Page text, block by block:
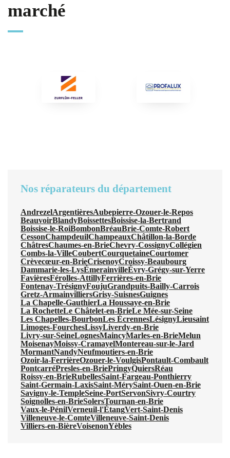
marché
Nos réparateurs du département
AndrezelArgentièresAubepierre-Ozouer-le-Repos
BeauvoirBlandyBoissettesBoissise-la-Bertrand
Boissise-le-RoiBombonBréauBrie-Comte-Robert
CessonChampdeuilChampeauxChâtillon-la-Borde
ChâtresChaumes-en-BrieChevry-CossignyCollégien
Combs-la-VilleCoubertCourquetaineCourtomer
Crèvecœur-en-BrieCrisenoyCroissy-Beaubourg
Dammarie-les-LysÉmerainvilleÉvry-Grégy-sur-Yerre
FavièresFérolles-AttillyFerrières-en-Brie
Fontenay-TrésignyFoujuGrandpuits-Bailly-Carrois
Gretz-ArmainvilliersGrisy-SuisnesGuignes
La Chapelle-GauthierLa Houssaye-en-Brie
La RochetteLe Châtelet-en-BrieLe Mée-sur-Seine
Les Chapelles-BourbonLes ÉcrennesLésignyLieusaint
Limoges-FourchesLissyLiverdy-en-Brie
Livry-sur-SeineLognesMaincyMarles-en-BrieMelun
MoisenayMoissy-CramayelMontereau-sur-le-Jard
MormantNandyNeufmoutiers-en-Brie
Ozoir-la-FerrièreOzouer-le-VoulgisPontault-Combault
PontcarréPresles-en-BriePringyQuiersRéau
Roissy-en-BrieRubellesSaint-Fargeau-Ponthierry
Saint-Germain-LaxisSaint-MérySaint-Ouen-en-Brie
Savigny-le-TempleSeine-PortServonSivry-Courtry
Soignolles-en-BrieSolersTournan-en-Brie
Vaux-le-PénilVerneuil-l'ÉtangVert-Saint-Denis
Villeneuve-le-ComteVilleneuve-Saint-Denis
Villiers-en-BièreVoisenonYèbles